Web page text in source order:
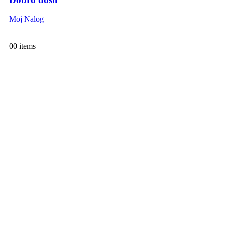
Moj Nalog
00 items